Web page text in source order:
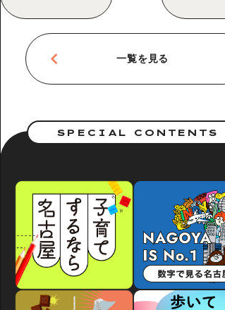
一覧を見る
SPECIAL CONTENTS